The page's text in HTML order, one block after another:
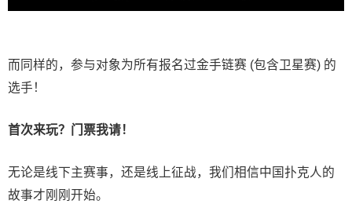
而同样的，参与对象为所有报名过金手链赛 (包含卫星赛) 的
选手！
首次来玩？门票我请！
无论是线下主赛事，还是线上征战，我们相信中国扑克人的
故事才刚刚开始。